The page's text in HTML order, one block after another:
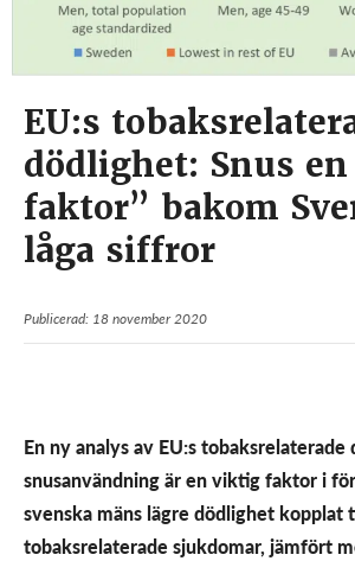
EU:s
dödlighet: Snus
faktor” bakom
låga siffror
Publicerad: 18 november 2020
En ny analys av EU:s
snusanvändning är en viktig faktor i
svenska mäns lägre dödlighet kopplat
tobaksrelaterade sjukdomar, jämfört